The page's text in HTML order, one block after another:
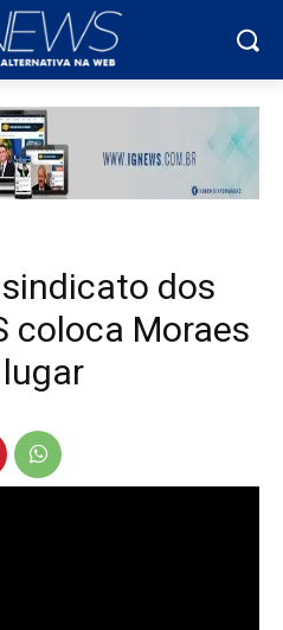
dos
coloca Moraes